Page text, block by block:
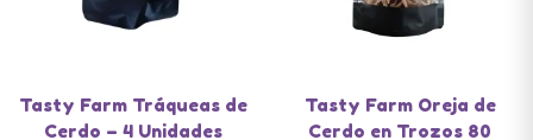
Tasty Farm Tráqueas de
Cerdo – 4 Unidades
Tasty Farm Oreja de
Cerdo en Trozos 80